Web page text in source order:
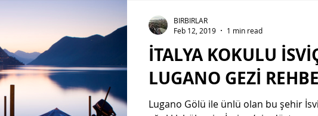
İTALYA KOKULU
LUGANO GEZİ
Lugano Gölü ile ünlü olan bu şehir
BIRBIRLAR
Feb 12, 2019
1 min read